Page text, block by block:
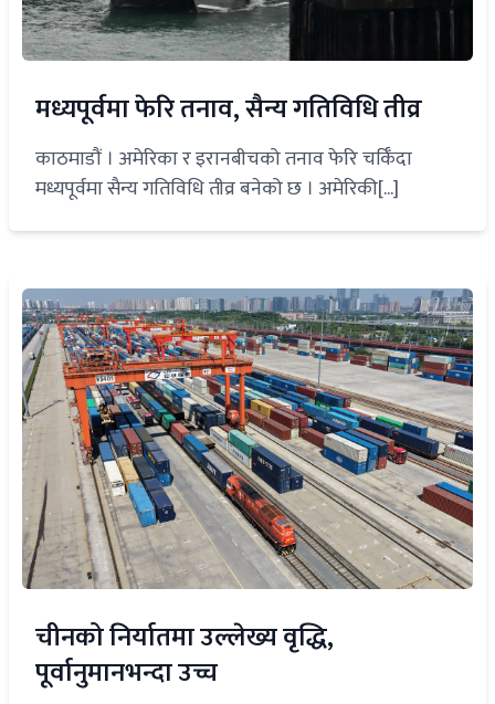
मध्यपूर्वमा फेरि तनाव, सैन्य गतिविधि तीव्र
काठमाडौं । अमेरिका र इरानबीचको तनाव फेरि चर्किँदा
मध्यपूर्वमा सैन्य गतिविधि तीव्र बनेको छ । अमेरिकी[...]
चीनको निर्यातमा उल्लेख्य वृद्धि,
पूर्वानुमानभन्दा उच्च